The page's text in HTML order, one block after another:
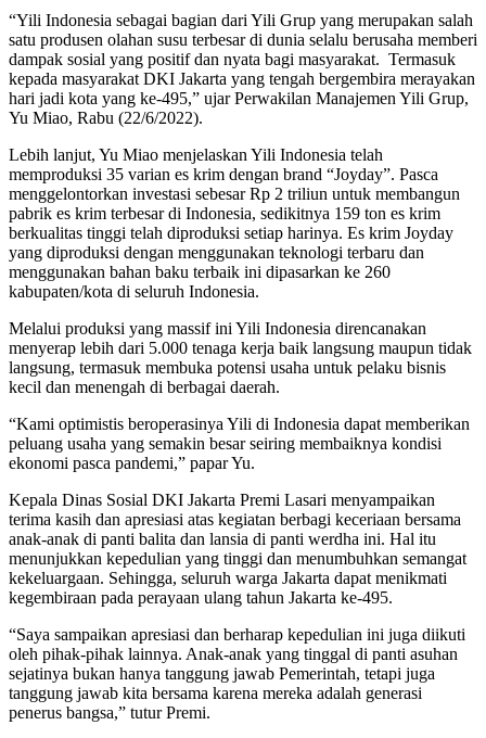
“Yili Indonesia sebagai bagian dari Yili Grup yang merupakan salah
satu produsen olahan susu terbesar di dunia selalu berusaha memberi
dampak sosial yang positif dan nyata bagi masyarakat. Termasuk
kepada masyarakat DKI Jakarta yang tengah bergembira merayakan
hari jadi kota yang ke-495,” ujar Perwakilan Manajemen Yili Grup,
Yu Miao, Rabu (22/6/2022).
Lebih lanjut, Yu Miao menjelaskan Yili Indonesia telah
memproduksi 35 varian es krim dengan brand “Joyday”. Pasca
menggelontorkan investasi sebesar Rp 2 triliun untuk membangun
pabrik es krim terbesar di Indonesia, sedikitnya 159 ton es krim
berkualitas tinggi telah diproduksi setiap harinya. Es krim Joyday
yang diproduksi dengan menggunakan teknologi terbaru dan
menggunakan bahan baku terbaik ini dipasarkan ke 260
kabupaten/kota di seluruh Indonesia.
Melalui produksi yang massif ini Yili Indonesia direncanakan
menyerap lebih dari 5.000 tenaga kerja baik langsung maupun tidak
langsung, termasuk membuka potensi usaha untuk pelaku bisnis
kecil dan menengah di berbagai daerah.
“Kami optimistis beroperasinya Yili di Indonesia dapat memberikan
peluang usaha yang semakin besar seiring membaiknya kondisi
ekonomi pasca pandemi,” papar Yu.
Kepala Dinas Sosial DKI Jakarta Premi Lasari menyampaikan
terima kasih dan apresiasi atas kegiatan berbagi keceriaan bersama
anak-anak di panti balita dan lansia di panti werdha ini. Hal itu
menunjukkan kepedulian yang tinggi dan menumbuhkan semangat
kekeluargaan. Sehingga, seluruh warga Jakarta dapat menikmati
kegembiraan pada perayaan ulang tahun Jakarta ke-495.
“Saya sampaikan apresiasi dan berharap kepedulian ini juga diikuti
oleh pihak-pihak lainnya. Anak-anak yang tinggal di panti asuhan
sejatinya bukan hanya tanggung jawab Pemerintah, tetapi juga
tanggung jawab kita bersama karena mereka adalah generasi
penerus bangsa,” tutur Premi.